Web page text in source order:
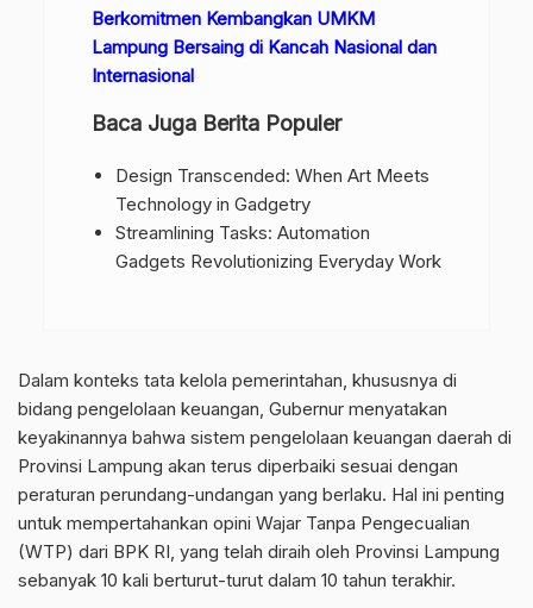
Berkomitmen Kembangkan UMKM
Lampung Bersaing di Kancah Nasional dan
Internasional
Baca Juga Berita Populer
Design Transcended: When Art Meets
Technology in Gadgetry
Streamlining Tasks: Automation
Gadgets Revolutionizing Everyday Work
Dalam konteks tata kelola pemerintahan, khususnya di
bidang pengelolaan keuangan, Gubernur menyatakan
keyakinannya bahwa sistem pengelolaan keuangan daerah di
Provinsi Lampung akan terus diperbaiki sesuai dengan
peraturan perundang-undangan yang berlaku. Hal ini penting
untuk mempertahankan opini Wajar Tanpa Pengecualian
(WTP) dari BPK RI, yang telah diraih oleh Provinsi Lampung
sebanyak 10 kali berturut-turut dalam 10 tahun terakhir.